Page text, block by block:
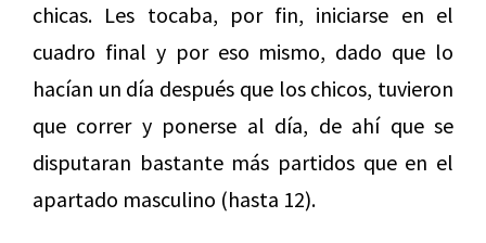
chicas. Les tocaba, por fin, iniciarse en el
cuadro final y por eso mismo, dado que lo
hacían un día después que los chicos, tuvieron
que correr y ponerse al día, de ahí que se
disputaran bastante más partidos que en el
apartado masculino (hasta 12).